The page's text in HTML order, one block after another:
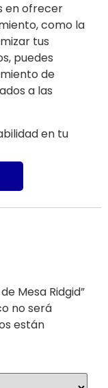
en ofrecer
como la
tus
puedes
de
a las
en tu
Mesa Ridgid”
no será
están